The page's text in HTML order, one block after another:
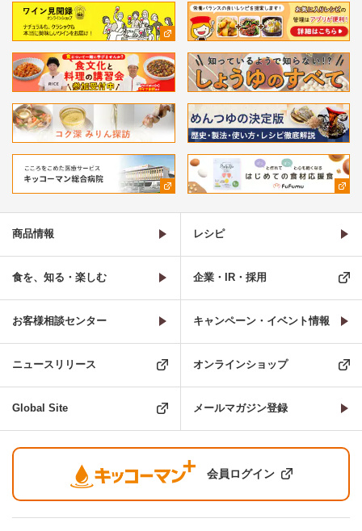
商品情報 レシピ
食を、知る・楽しむ 企業・IR・採用
お客様相談センター キャンペーン・イベント情報
ニュースリリース オンラインショップ
Global Site メールマガジン登録
会員ログイン